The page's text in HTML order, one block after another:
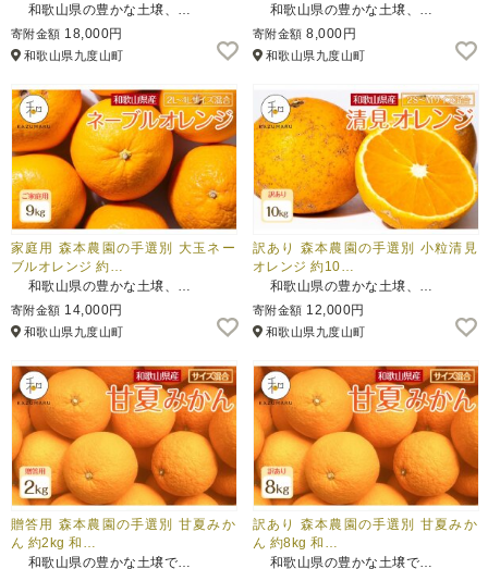
和歌山県の豊かな土壌、…
寄附金額 18,000円
和歌山県九度山町
和歌山県の豊かな土壌、…
寄附金額 8,000円
和歌山県九度山町
家庭用 森本農園の手選別 大玉ネー
ブルオレンジ 約…
和歌山県の豊かな土壌、…
寄附金額 14,000円
和歌山県九度山町
訳あり 森本農園の手選別 小粒清見
オレンジ 約10…
和歌山県の豊かな土壌、…
寄附金額 12,000円
和歌山県九度山町
贈答用 森本農園の手選別 甘夏みか
ん 約2kg 和…
和歌山県の豊かな土壌で…
訳あり 森本農園の手選別 甘夏みか
ん 約8kg 和…
和歌山県の豊かな土壌で…